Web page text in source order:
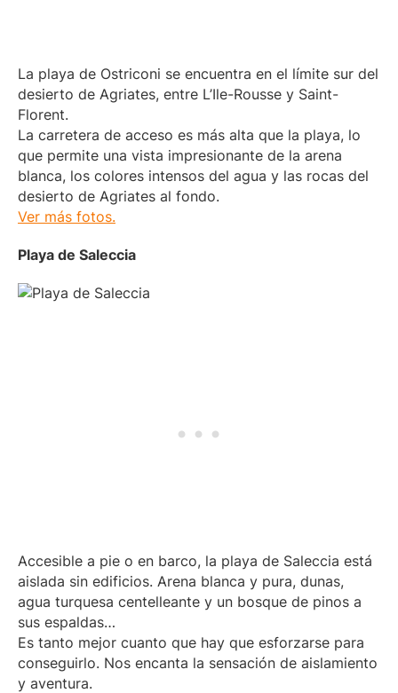
La playa de Ostriconi se encuentra en el límite sur del
desierto de Agriates, entre L’Ile-Rousse y Saint-
Florent.
La carretera de acceso es más alta que la playa, lo
que permite una vista impresionante de la arena
blanca, los colores intensos del agua y las rocas del
desierto de Agriates al fondo.
Ver más fotos.
Playa de Saleccia
Accesible a pie o en barco, la playa de Saleccia está
aislada sin edificios. Arena blanca y pura, dunas,
agua turquesa centelleante y un bosque de pinos a
sus espaldas…
Es tanto mejor cuanto que hay que esforzarse para
conseguirlo. Nos encanta la sensación de aislamiento
y aventura.